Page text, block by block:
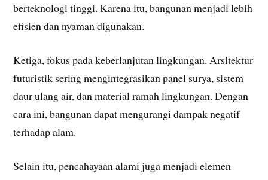
berteknologi tinggi. Karena itu, bangunan menjadi lebih
efisien dan nyaman digunakan.
Ketiga, fokus pada keberlanjutan lingkungan. Arsitektur
futuristik sering mengintegrasikan panel surya, sistem
daur ulang air, dan material ramah lingkungan. Dengan
cara ini, bangunan dapat mengurangi dampak negatif
terhadap alam.
Selain itu, pencahayaan alami juga menjadi elemen